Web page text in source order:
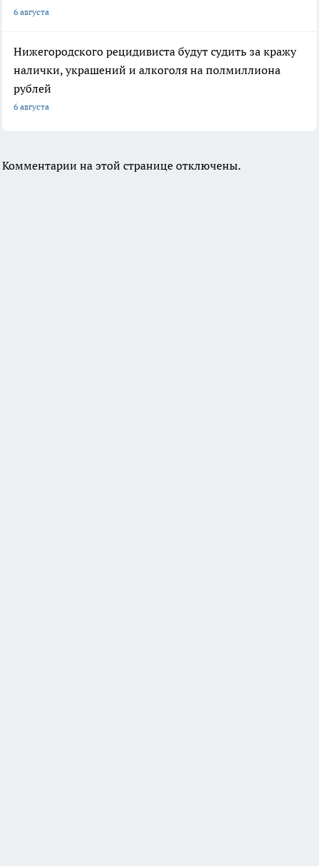
6 августа
Нижегородского рецидивиста будут судить за кражу
налички, украшений и алкоголя на полмиллиона
рублей
6 августа
Комментарии на этой странице отключены.